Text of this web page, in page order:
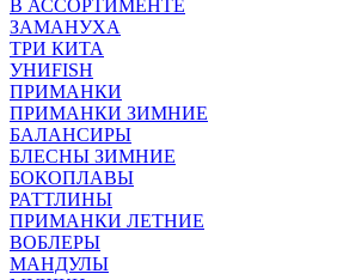
В АССОРТИМЕНТЕ
ЗАМАНУХА
ТРИ КИТА
УНИFISH
ПРИМАНКИ
ПРИМАНКИ ЗИМНИЕ
БАЛАНСИРЫ
БЛЕСНЫ ЗИМНИЕ
БОКОПЛАВЫ
РАТТЛИНЫ
ПРИМАНКИ ЛЕТНИЕ
ВОБЛЕРЫ
МАНДУЛЫ